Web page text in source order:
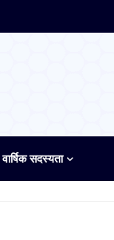
वार्षिक सदस्यता